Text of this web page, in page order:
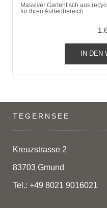
Massiver Gartentisch aus
für Ihren Außenbereich
IN DEN
TEGERNSEE
Kreuzstrasse 2
83703 Gmund
Tel.: +49 8021 9016021